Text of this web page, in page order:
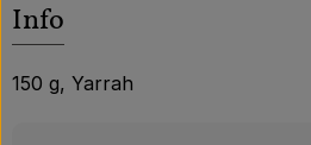
Info
150 g, Yarrah